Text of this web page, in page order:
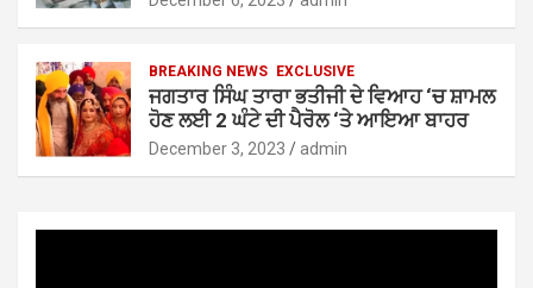
BREAKING NEWS EXCLUSIVE
ਜਗਤਾਰ ਸਿੰਘ ਤਾਰਾ ਭਤੀਜੀ ਦੇ ਵਿਆਹ ‘ਚ ਸ਼ਾਮਲ
ਹੋਣ ਲਈ 2 ਘੰਟੇ ਦੀ ਪੈਰੋਲ ‘ਤੇ ਆਇਆ ਬਾਹਰ
December 3, 2023 admin